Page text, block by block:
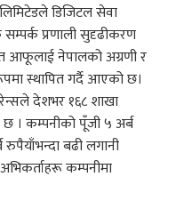
डिजिटल सेवा
सम्पर्क प्रणाली सुदृढीकरण
आफूलाई नेपालको अग्रणी र
स्थापित गर्दै आएको छ।
देशभर १६८ शाखा
छ । कम्पनीको पूँजी ५ अर्ब
बढी लगानी
कम्पनीमा